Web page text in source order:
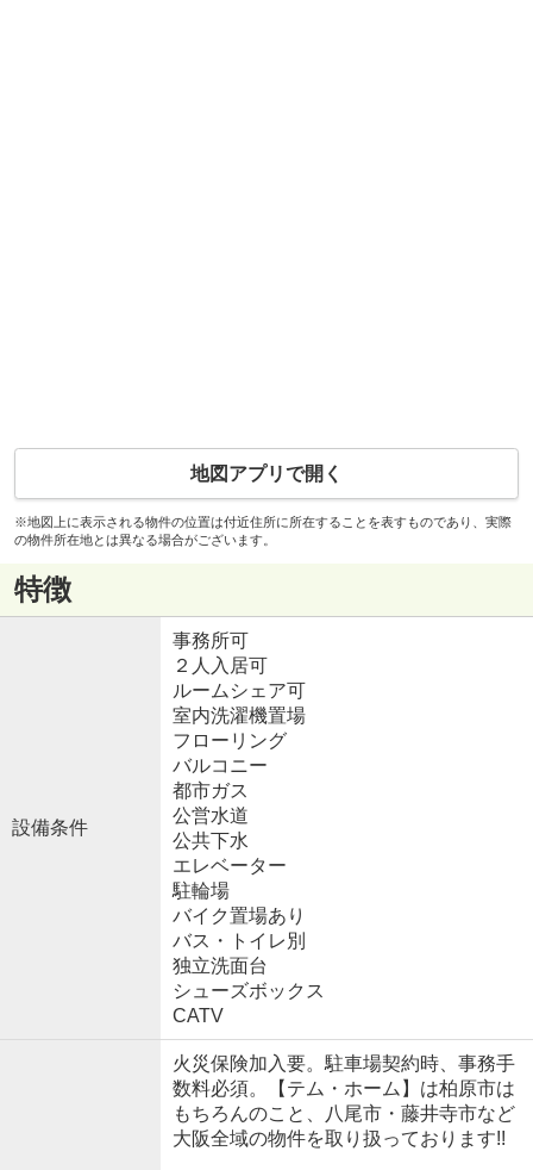
地図アプリで開く
※地図上に表示される物件の位置は付近住所に所在することを表すものであり、実際
の物件所在地とは異なる場合がございます。
特徴
設備条件
事務所可
２人入居可
ルームシェア可
室内洗濯機置場
フローリング
バルコニー
都市ガス
公営水道
公共下水
エレベーター
駐輪場
バイク置場あり
バス・トイレ別
独立洗面台
シューズボックス
CATV
火災保険加入要。駐車場契約時、事務手
数料必須。【テム・ホーム】は柏原市は
もちろんのこと、八尾市・藤井寺市など
大阪全域の物件を取り扱っております!!